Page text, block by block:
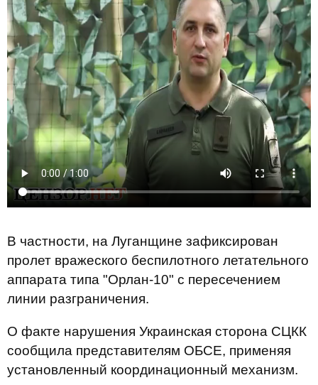
В частности, на Луганщине зафиксирован
пролет вражеского беспилотного летательного
аппарата типа "Орлан-10" с пересечением
линии разграничения.
О факте нарушения Украинская сторона СЦКК
сообщила представителям ОБСЕ, применяя
установленный координационный механизм.